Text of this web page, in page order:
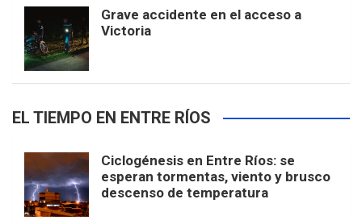
Grave accidente en el acceso a
Victoria
EL TIEMPO EN ENTRE RÍOS
Ciclogénesis en Entre Ríos: se
esperan tormentas, viento y brusco
descenso de temperatura